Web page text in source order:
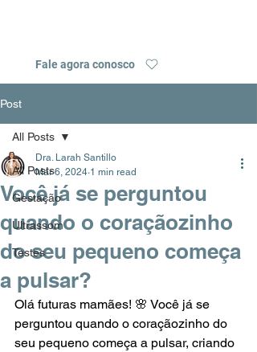
Fale agora conosco
Post
All Posts
Gestação
Ultrassom
Testes
All Posts
Você já se perguntou
quando o coraçãozinho
do seu pequeno começa
a pulsar?
Dra. Larah Santillo
Mar 6, 2024 1 min read
Olá futuras mamães! 🌸 Você já se
perguntou quando o coraçãozinho do
seu pequeno começa a pulsar, criando